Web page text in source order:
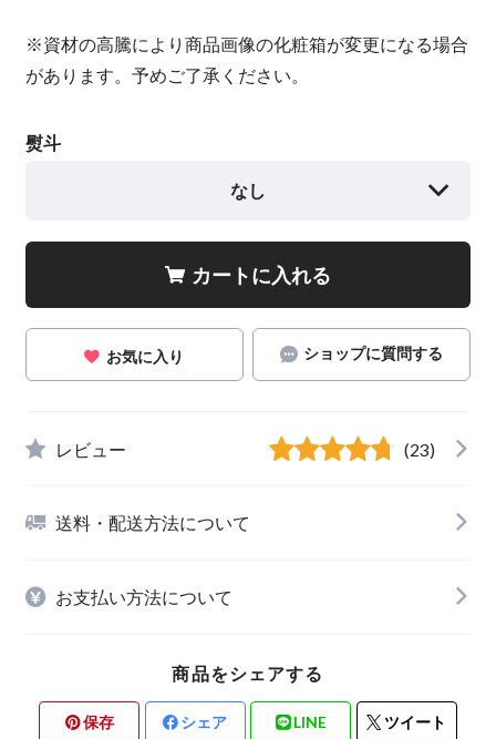
※資材の高騰により商品画像の化粧箱が変更になる場合
があります。予めご了承ください。
熨斗
なし
カートに入れる
お気に入り ショップに質問する
レビュー (23)
送料・配送方法について
お支払い方法について
商品をシェアする
保存 シェア LINE ツイート